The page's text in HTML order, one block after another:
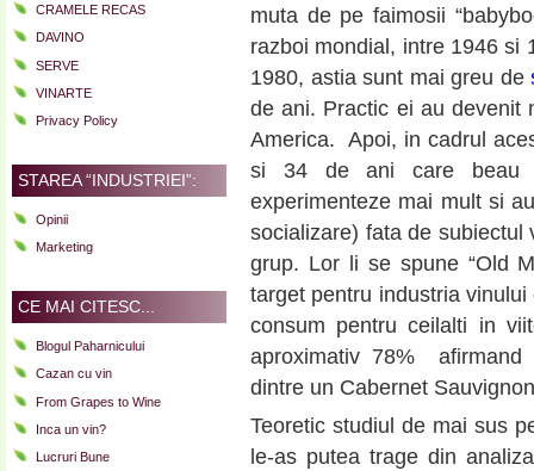
CRAMELE RECAS
DAVINO
SERVE
VINARTE
Privacy Policy
STAREA “INDUSTRIEI”:
Opinii
Marketing
CE MAI CITESC...
Blogul Paharnicului
Cazan cu vin
From Grapes to Wine
Inca un vin?
Lucruri Bune
muta de pe faimosii
razboi mondial, intre 1946 si
1980, astia sunt mai greu de
de ani. Practic ei au devenit
America. Apoi, in cadrul
si 34 de ani care beau
experimenteze mai mult si
socializare) fata de
grup. Lor li se spune “Old
target pentru industria
consum pentru ceilalti in
aproximativ 78% afirmand
dintre un Cabernet
Teoretic studiul de mai sus
le-as putea trage din